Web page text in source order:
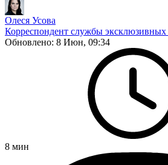
Олеся Усова
Корреспондент службы
Обновлено: 8 Июн, 09:34
8 мин